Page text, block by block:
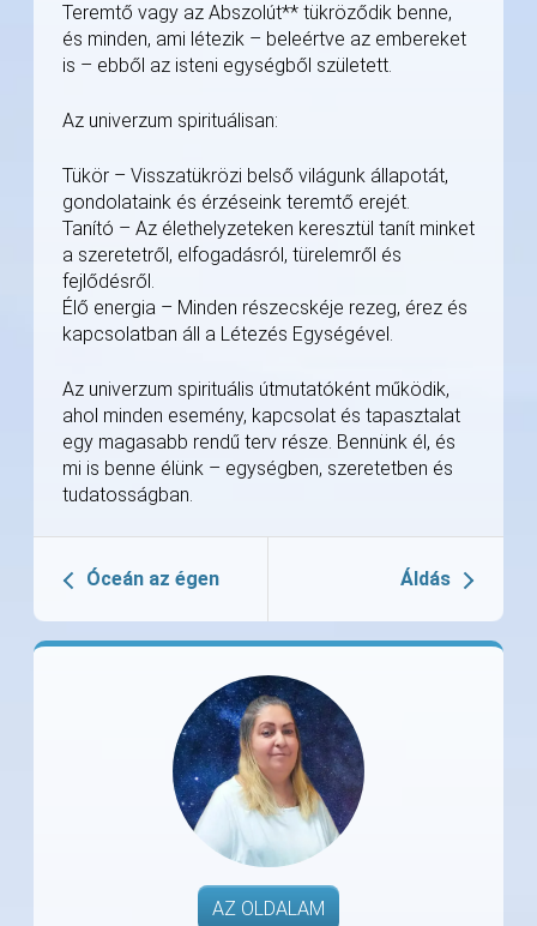
Teremtő vagy az Abszolút** tükröződik benne,
és minden, ami létezik – beleértve az embereket
is – ebből az isteni egységből született.
Az univerzum spirituálisan:
Tükör – Visszatükrözi belső világunk állapotát,
gondolataink és érzéseink teremtő erejét.
Tanító – Az élethelyzeteken keresztül tanít minket
a szeretetről, elfogadásról, türelemről és
fejlődésről.
Élő energia – Minden részecskéje rezeg, érez és
kapcsolatban áll a Létezés Egységével.
Az univerzum spirituális útmutatóként működik,
ahol minden esemény, kapcsolat és tapasztalat
egy magasabb rendű terv része. Bennünk él, és
mi is benne élünk – egységben, szeretetben és
tudatosságban.
Óceán az égen Áldás
AZ OLDALAM